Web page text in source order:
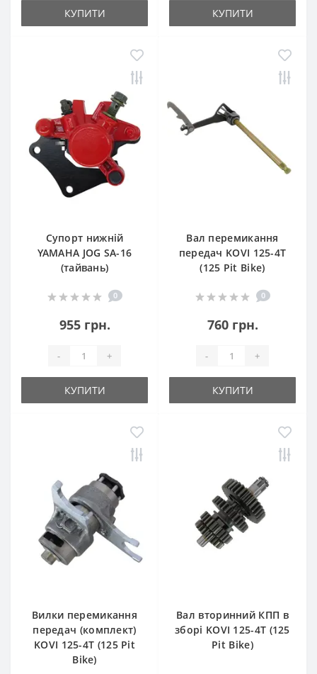
КУПИТИ КУПИТИ
Супорт нижній
YAMAHA JOG SA-16
(тайвань)
0
955 грн.
- +
КУПИТИ
Вал перемикання
передач KOVI 125-4Т
(125 Pit Bike)
0
760 грн.
- +
КУПИТИ
Вилки перемикання
передач (комплект)
KOVI 125-4Т (125 Pit
Bike)
Вал вторинний КПП в
зборі KOVI 125-4Т (125
Pit Bike)